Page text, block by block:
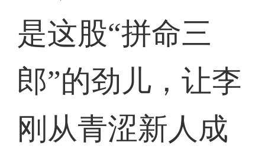
是这股“拼命三
郎”的劲儿，让李
刚从青涩新人成